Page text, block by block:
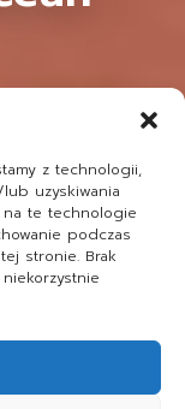
z technologii,
uzyskiwania
te technologie
podczas
stronie. Brak